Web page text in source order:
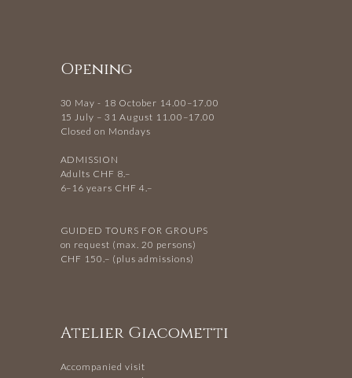
Opening
30 May - 18 October 14.00–17.00
15 July – 31 August 11.00–17.00
Closed on Mondays
ADMISSION
Adults CHF 8.–
6–16 years CHF 4.–
GUIDED TOURS FOR GROUPS
on request (max. 20 persons)
CHF 150.– (plus admissions)
Atelier Giacometti
Accompanied visit